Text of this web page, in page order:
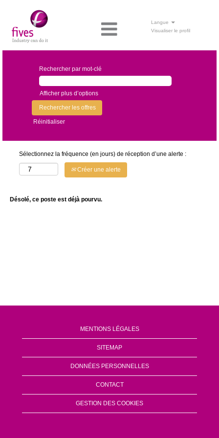
Langue
Visualiser le profil
Rechercher par mot-clé
Afficher plus d’options
Réinitialiser
Sélectionnez la fréquence (en jours) de réception d’une alerte :
Créer une alerte
Désolé, ce poste est déjà pourvu.
MENTIONS LÉGALES
SITEMAP
DONNÉES PERSONNELLES
CONTACT
GESTION DES COOKIES